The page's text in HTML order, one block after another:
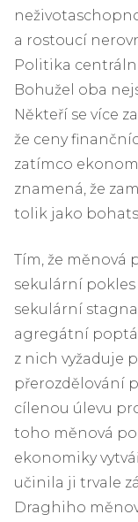
a rostoucí
Politika
Bohužel oba
Někteří se více
že ceny
zatímco
znamená, že
tolik jako
Tím, že měnová
sekulární
sekulární
agregátní
z nich vyžaduje
přerozdělování
cílenou úlevu
toho měnová
ekonomiky
učinila ji trvale
Draghiho